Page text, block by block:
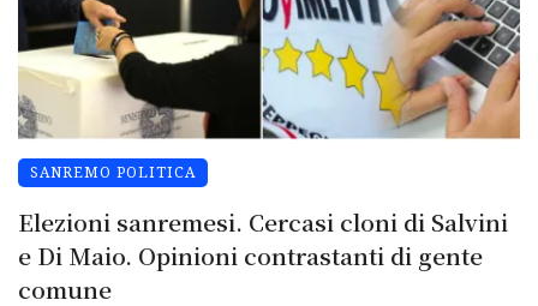
SANREMO POLITICA
Elezioni sanremesi. Cercasi cloni di Salvini
e Di Maio. Opinioni contrastanti di gente
comune